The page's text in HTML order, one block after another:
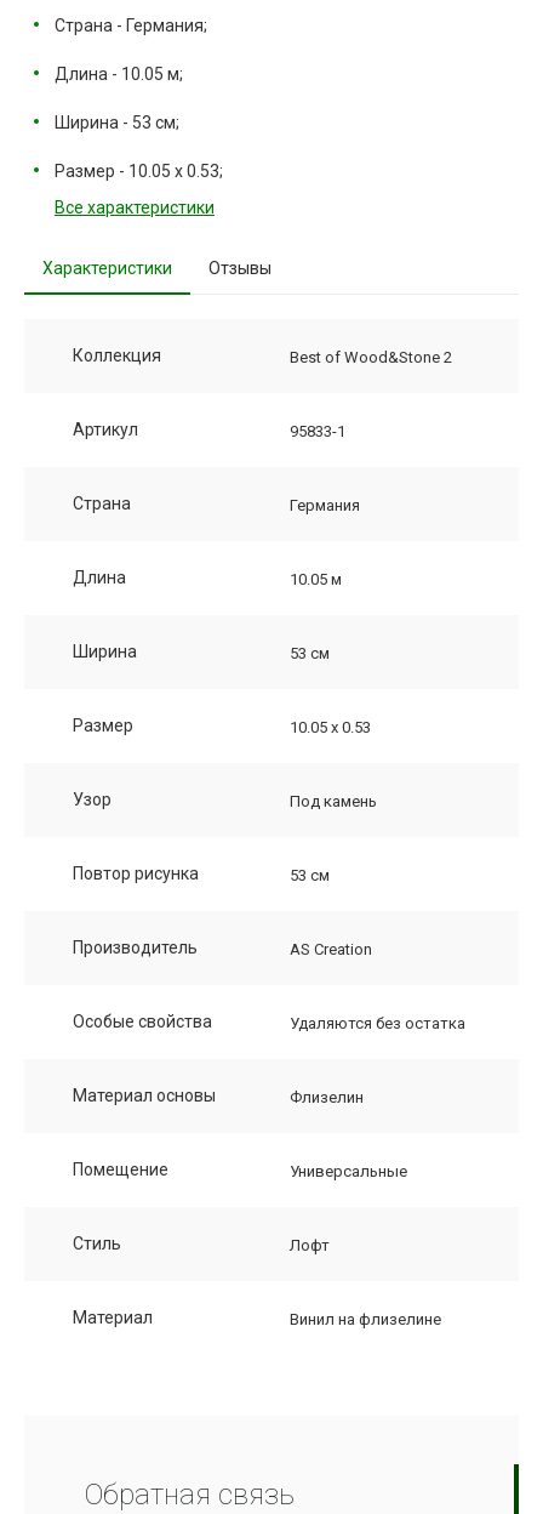
Страна - Германия;
Длина - 10.05 м;
Ширина - 53 см;
Размер - 10.05 х 0.53;
Все характеристики
Характеристики Отзывы
Коллекция Best of Wood&Stone 2
Артикул 95833-1
Страна Германия
Длина 10.05 м
Ширина 53 см
Размер 10.05 х 0.53
Узор Под камень
Повтор рисунка 53 см
Производитель AS Creation
Особые свойства Удаляются без остатка
Материал основы Флизелин
Помещение Универсальные
Стиль Лофт
Материал Винил на флизелине
Обратная связь